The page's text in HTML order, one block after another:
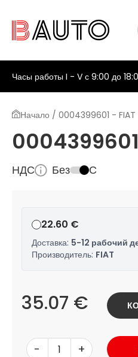
Часы работы I - V с 9:00 до
Начало / 0004399601 - FIAT
НДС Без С
22.60 €
Доставка: 5-12 рабочий
Производитель: FIAT
35.07 €
- +